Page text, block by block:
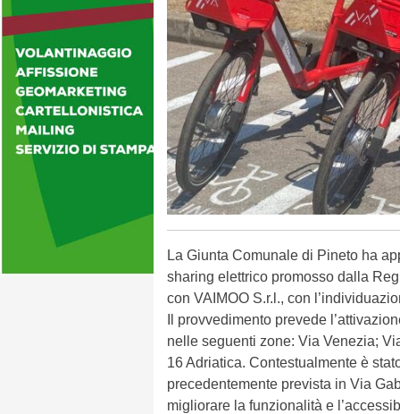
La Giunta Comunale di Pineto ha
sharing elettrico promosso dalla
con VAIMOO S.r.l., con
Il provvedimento prevede
nelle seguenti zone: Via Venezia;
16 Adriatica. Contestualmente è
precedentemente prevista in Via
migliorare la funzionalità e